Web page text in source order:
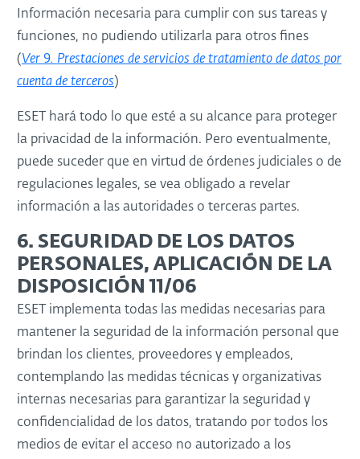
Información necesaria para cumplir con sus tareas y
funciones, no pudiendo utilizarla para otros fines
( Ver 9. Prestaciones de servicios de tratamiento de datos por
cuenta de terceros)
ESET hará todo lo que esté a su alcance para proteger
la privacidad de la información. Pero eventualmente,
puede suceder que en virtud de órdenes judiciales o de
regulaciones legales, se vea obligado a revelar
información a las autoridades o terceras partes.
6. SEGURIDAD DE LOS DATOS
PERSONALES, APLICACIÓN DE LA
DISPOSICIÓN 11/06
ESET implementa todas las medidas necesarias para
mantener la seguridad de la información personal que
brindan los clientes, proveedores y empleados,
contemplando las medidas técnicas y organizativas
internas necesarias para garantizar la seguridad y
confidencialidad de los datos, tratando por todos los
medios de evitar el acceso no autorizado a los